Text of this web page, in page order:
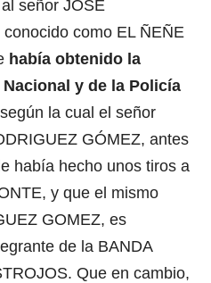
señor JOSÉ
como EL ÑEÑE
había obtenido la
y de la Policía
la cual el señor
GÓMEZ, antes
había hecho unos tiros a
y que el mismo
GOMEZ, es
de la BANDA
Que en cambio,